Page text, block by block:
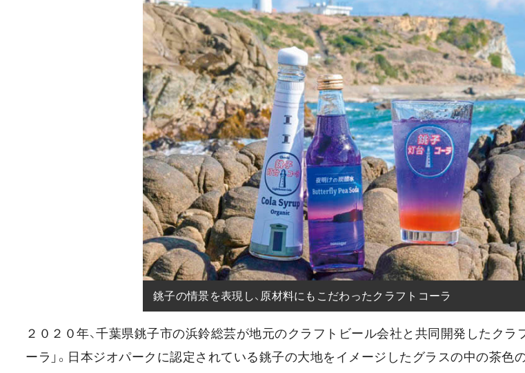
銚子の情景を表現し、原材料にもこだわったクラフトコーラ
２０２０年、千葉県銚子市の浜鈴総芸が地元のクラフトビール会社と共同開発したクラ
ーラ」。日本ジオパークに認定されている銚子の大地をイメージしたグラスの中の茶色